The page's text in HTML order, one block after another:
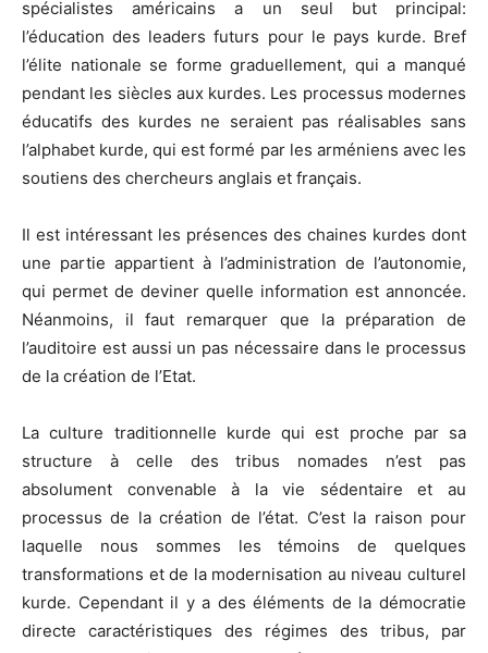
spécialistes américains a un seul but principal:
l’éducation des leaders futurs pour le pays kurde. Bref
l’élite nationale se forme graduellement, qui a manqué
pendant les siècles aux kurdes. Les processus modernes
éducatifs des kurdes ne seraient pas réalisables sans
l’alphabet kurde, qui est formé par les arméniens avec les
soutiens des chercheurs anglais et français.
Il est intéressant les présences des chaines kurdes dont
une partie appartient à l’administration de l’autonomie,
qui permet de deviner quelle information est annoncée.
Néanmoins, il faut remarquer que la préparation de
l’auditoire est aussi un pas nécessaire dans le processus
de la création de l’Etat.
La culture traditionnelle kurde qui est proche par sa
structure à celle des tribus nomades n’est pas
absolument convenable à la vie sédentaire et au
processus de la création de l’état. C’est la raison pour
laquelle nous sommes les témoins de quelques
transformations et de la modernisation au niveau culturel
kurde. Cependant il y a des éléments de la démocratie
directe caractéristiques des régimes des tribus, par